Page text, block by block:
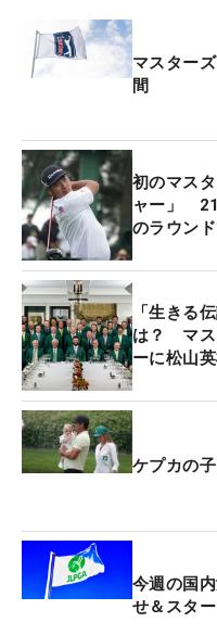
できごともあったが
台で、その恒例行事
つなぎ姿でキャディを
月愛（りるあ）さん
の若い2人は、まさに“
ていった。古川さんも
（JLPGA）の最終プ
ど、トップアマゴルフ
年は米国ツアーで戦
が、その見事なクラブ
トロンの歓声を浴びた
3番ではティショット
ンからパーをセーブ。
で会場を沸かせた。
も「うれしかったで
た。「まさかこんな早
マスター
間
初のマス
ャー」 21
のラウン
「生きる
は？ マス
ーに松山
ケプカの
今週の国
せ＆スタ